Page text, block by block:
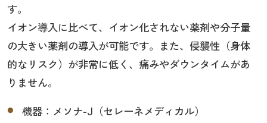
す。
イオン導入に比べて、イオン化されない薬剤や分子量
の大きい薬剤の導入が可能です。また、侵襲性（身体
的なリスク）が非常に低く、痛みやダウンタイムがあ
りません。
機器：メソナ-J（セレーネメディカル）